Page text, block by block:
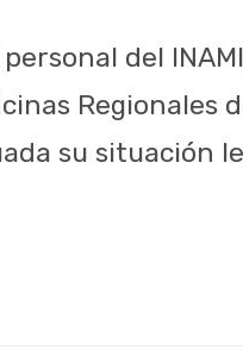
del
Regionales
su situación